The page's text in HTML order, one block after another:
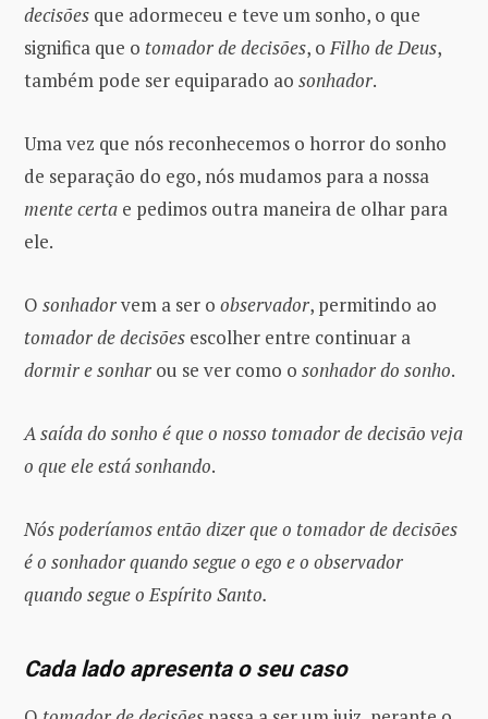
decisões que adormeceu e teve um sonho, o que
significa que o tomador de decisões, oFilho de Deus,
também pode ser equiparado ao sonhador.
Uma vez que nós reconhecemos o horror do sonho
de separação do ego, nós mudamos para a nossa
mente certa e pedimos outra maneira de olhar para
ele.
O sonhadorvem a ser o observador, permitindo ao
tomador de decisões escolher entre continuar a
dormir e sonhar ou se ver como o sonhador do sonho.
A saída do sonho é que o nosso tomador de decisão veja
o que ele está sonhando.
Nós poderíamos então dizer que o tomador de decisões
é o sonhador quando segue o ego e o observador
quando segue o Espírito Santo.
Cada lado apresenta o seu caso